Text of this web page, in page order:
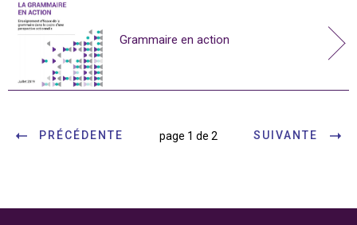
Grammaire en action
PRÉCÉDENTE page 1 de 2 SUIVANTE